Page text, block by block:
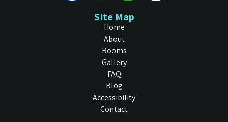
SIte Map
Home
About
Rooms
Gallery
FAQ
Blog
Accessibility
Contact